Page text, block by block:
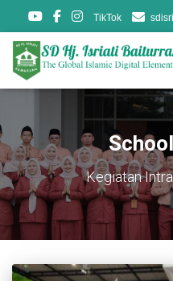
TikTok
Kegiatan